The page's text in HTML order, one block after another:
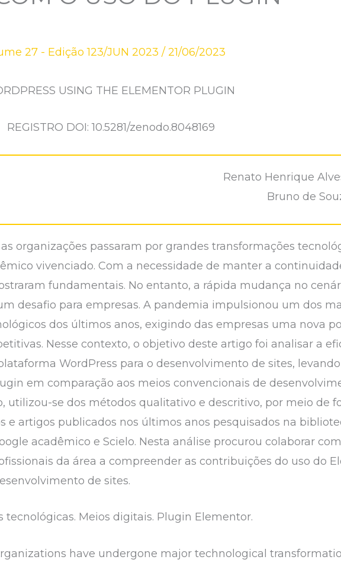
27 - Edição 123/JUN 2023 /21/06/2023
USING THE ELEMENTOR PLUGIN
REGISTRO DOI: 10.5281/zenodo.8048169
Renato Henrique
Bruno de
organizações passaram por grandes transformações
vivenciado. Com a necessidade de manter a
fundamentais. No entanto, a rápida mudança no
desafio para empresas. A pandemia impulsionou um dos
dos últimos anos, exigindo das empresas uma nova
Nesse contexto, o objetivo deste artigo foi analisar a
WordPress para o desenvolvimento de sites,
em comparação aos meios convencionais de
utilizou-se dos métodos qualitativo e descritivo, por meio de
e artigos publicados nos últimos anos pesquisados na
acadêmico e Scielo. Nesta análise procurou colaborar com
da área a compreender as contribuições do uso do
de sites.
tecnológicas. Meios digitais. Plugin Elementor.
have undergone major technological